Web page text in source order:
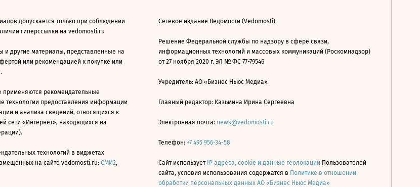
допускается только при соблюдении
гиперссылки на vedomosti.ru
и другие материалы, представленные на
или рекомендацией к покупке или
рекомендательные
технологии предоставления информации
и анализа сведений, относящихся к
сети «Интернет», находящихся на
технологий в виджетах
на сайте vedomosti.ru: СМИ2,
Сетевое издание Ведомости (Vedomosti)
Решение Федеральной службы по надзору в сфере связи,
информационных технологий и массовых коммуникаций (Роскомнадзор)
от 27 ноября 2020 г. ЭЛ № ФС 77-79546
Учредитель: АО «Бизнес Ньюс Медиа»
Главный редактор: Казьмина Ирина Сергеевна
Электронная почта: news@vedomosti.ru
Телефон: +7 495 956-34-58
Сайт использует IP адреса, cookie и данные геолокации Пользователей
сайта, условия использования содержатся в Политике в отношении
обработки персональных данных АО «Бизнес Ньюс Медиа»